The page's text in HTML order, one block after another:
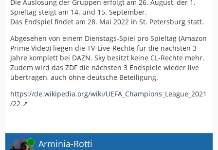
Die Auslosung der Gruppen erfolgt am 26. August, der 1.
Spieltag steigt am 14. und 15. September.
Das Endspiel findet am 28. Mai 2022 in St. Petersburg statt.
Abgesehen von einem Dienstags-Spiel pro Spieltag (Amazon
Prime Video) liegen die TV-Live-Rechte für die nächsten 3
Jahre komplett bei DAZN. Sky besitzt keine CL-Rechte mehr.
Zudem wird das ZDF die nächsten 3 Endspiele wieder live
übertragen, auch ohne deutsche Beteiligung.
https://de.wikipedia.org/wiki/UEFA_Champions_League_2021
/22
Online Arminia-Rotti